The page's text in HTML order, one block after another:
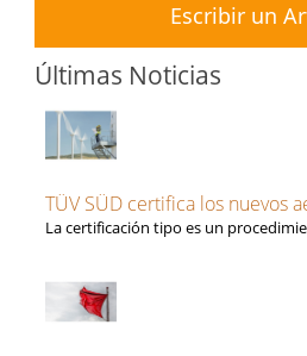
Escribir un
Últimas Noticias
TÜV SÜD certifica los nuevos
La certificación tipo es un